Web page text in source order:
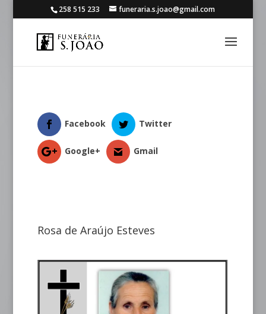
258 515 233 funeraria.s.joao@gmail.com
Facebook Twitter
Google+ Gmail
Rosa de Araújo Esteves